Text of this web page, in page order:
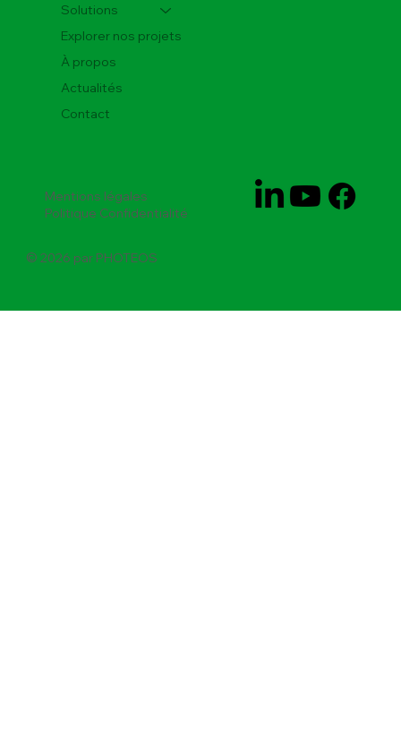
Solutions
Explorer nos projets
À propos
Actualités
Contact
Mentions légales
Politique Confidentialité
© 2026 par PHOTEOS